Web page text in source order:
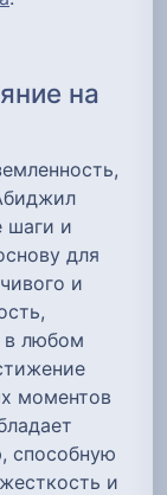
на
шаги и
для
и
в любом
моментов
способную
и